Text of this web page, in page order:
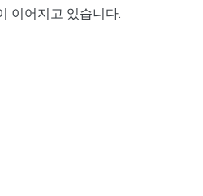
이어지고 있습니다.